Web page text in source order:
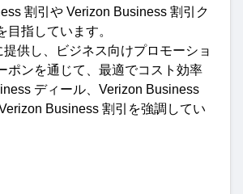
割引や Verizon Business 割引ク
指しています。
供し、ビジネス向けプロモーショ
ポンを通じて、最適でコスト効率
ディール、
Business 割引を強調してい